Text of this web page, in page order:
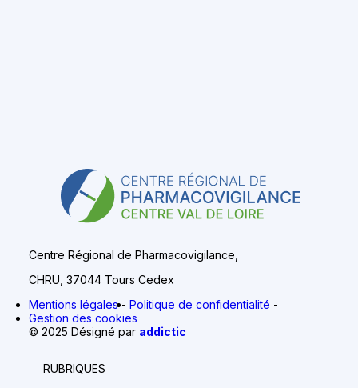
Centre Régional de Pharmacovigilance,
CHRU, 37044 Tours Cedex
Mentions légales
Politique de confidentialité
Gestion des cookies
© 2025 Désigné par addictic
RUBRIQUES